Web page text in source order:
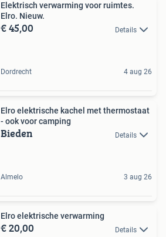
Elektrisch verwarming voor ruimtes.
Elro. Nieuw.
€ 45,00 Details
Dordrecht 4 aug 26
Elro elektrische kachel met thermostaat
- ook voor camping
Bieden Details
Almelo 3 aug 26
Elro elektrische verwarming
€ 20,00 Details